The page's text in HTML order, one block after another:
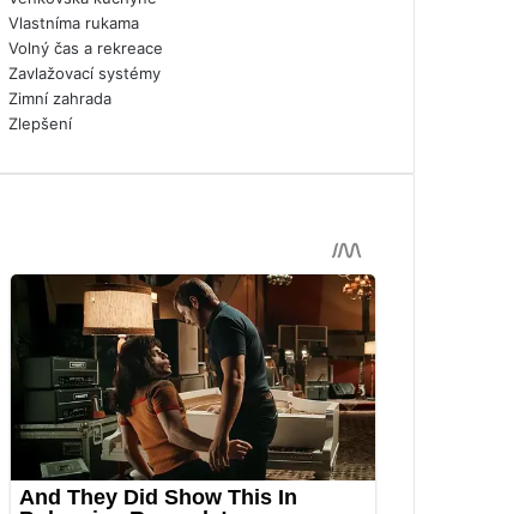
Vlastníma rukama
Volný čas a rekreace
Zavlažovací systémy
Zimní zahrada
Zlepšení